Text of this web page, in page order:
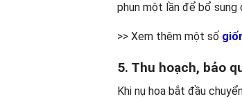
phun một lần để bổ
>> Xem thêm một số
5. Thu hoạch, bảo
Khi nụ hoa bắt đầu